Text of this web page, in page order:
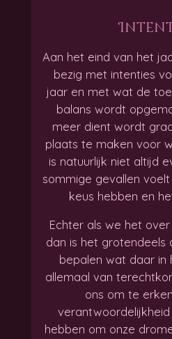
Aan het eind van het
bezig met intenties
jaar en met wat de
balans wordt
meer dient wordt
plaats te maken voor
is natuurlijk niet altijd
sommige gevallen
keus hebben en
Echter als we het
dan is het grotendeels
bepalen wat daar in
allemaal van
ons om te
hebben om onze